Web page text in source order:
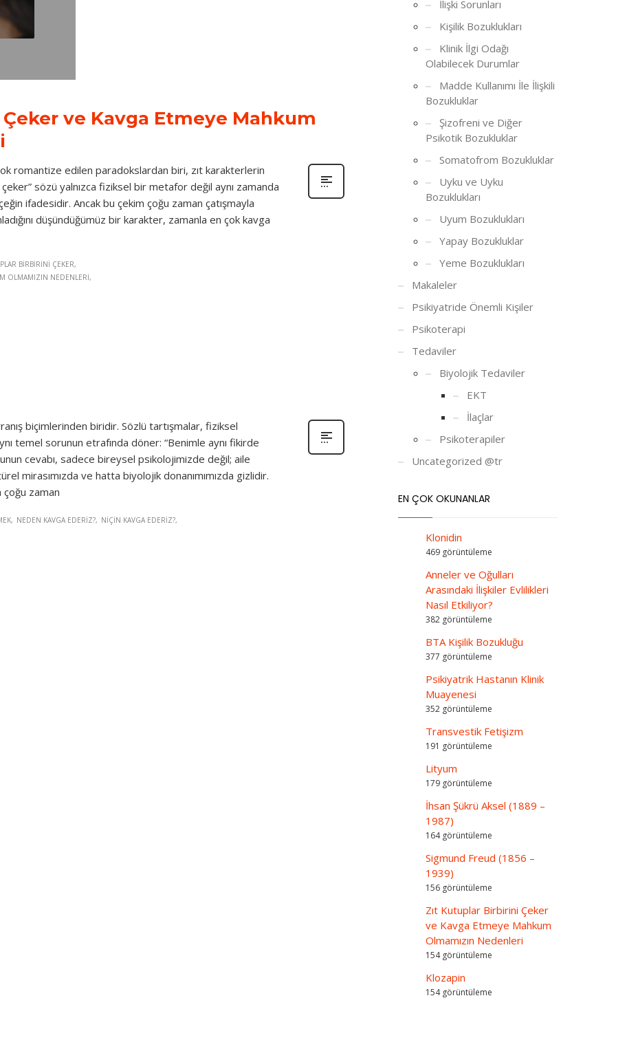
ve Kavga Etmeye Mahkum
romantize edilen paradokslardan biri, zıt karakterlerin
sözü yalnızca fiziksel bir metafor değil aynı zamanda
ifadesidir. Ancak bu çekim çoğu zaman çatışmayla
düşündüğümüz bir karakter, zamanla en çok kavga
BIRBIRINI ÇEKER
OLMAMIZIN NEDENLERI
biçimlerinden biridir. Sözlü tartışmalar, fiziksel
temel sorunun etrafında döner: “Benimle aynı fikirde
cevabı, sadece bireysel psikolojimizde değil; aile
mirasımızda ve hatta biyolojik donanımımızda gizlidir.
zaman
NEDEN KAVGA EDERIZ? NIÇIN KAVGA EDERIZ?
İlişki Sorunları
Kişilik Bozuklukları
Klinik İlgi Odağı
Olabilecek Durumlar
Madde Kullanımı İle İlişkili
Bozukluklar
Şizofreni ve Diğer
Psikotik Bozukluklar
Somatofrom Bozukluklar
Uyku ve Uyku
Bozuklukları
Uyum Bozuklukları
Yapay Bozukluklar
Yeme Bozuklukları
Makaleler
Psikiyatride Önemli Kişiler
Psikoterapi
Tedaviler
Biyolojik Tedaviler
EKT
İlaçlar
Psikoterapiler
Uncategorized @tr
EN ÇOK OKUNANLAR
Klonidin
469 görüntüleme
Anneler ve Oğulları
Arasındaki İlişkiler Evlilikleri
Nasıl Etkiliyor?
382 görüntüleme
BTA Kişilik Bozukluğu
377 görüntüleme
Psikiyatrik Hastanın Klinik
Muayenesi
352 görüntüleme
Transvestik Fetişizm
191 görüntüleme
Lityum
179 görüntüleme
İhsan Şükrü Aksel (1889 –
1987)
164 görüntüleme
Sigmund Freud (1856 –
1939)
156 görüntüleme
Zıt Kutuplar Birbirini Çeker
ve Kavga Etmeye Mahkum
Olmamızın Nedenleri
154 görüntüleme
Klozapin
154 görüntüleme